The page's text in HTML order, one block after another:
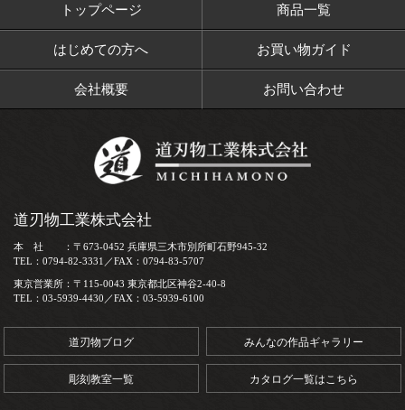
トップページ 商品一覧
はじめての方へ お買い物ガイド
会社概要 お問い合わせ
道刃物工業株式会社
本 社 ：〒673-0452 兵庫県三木市別所町石野945-32
TEL：0794-82-3331／FAX：0794-83-5707
東京営業所：〒115-0043 東京都北区神谷2-40-8
TEL：03-5939-4430／FAX：03-5939-6100
道刃物ブログ みんなの作品ギャラリー
彫刻教室一覧 カタログ一覧はこちら